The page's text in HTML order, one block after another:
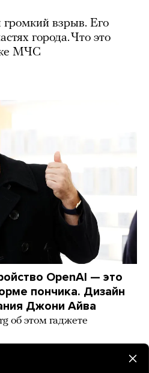
взрыв. Его
города. Что это
МЧС
OpenAI — это
пончика. Дизайн
Джони Айва
об этом гаджете